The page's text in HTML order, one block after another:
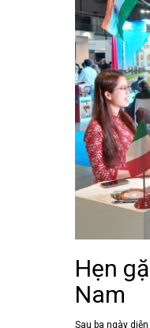
Hẹn
Nam
Sau ba ngày